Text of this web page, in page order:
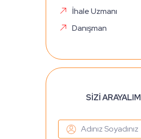
İhale Uzmanı
Danışman
SİZİ ARAYALIM